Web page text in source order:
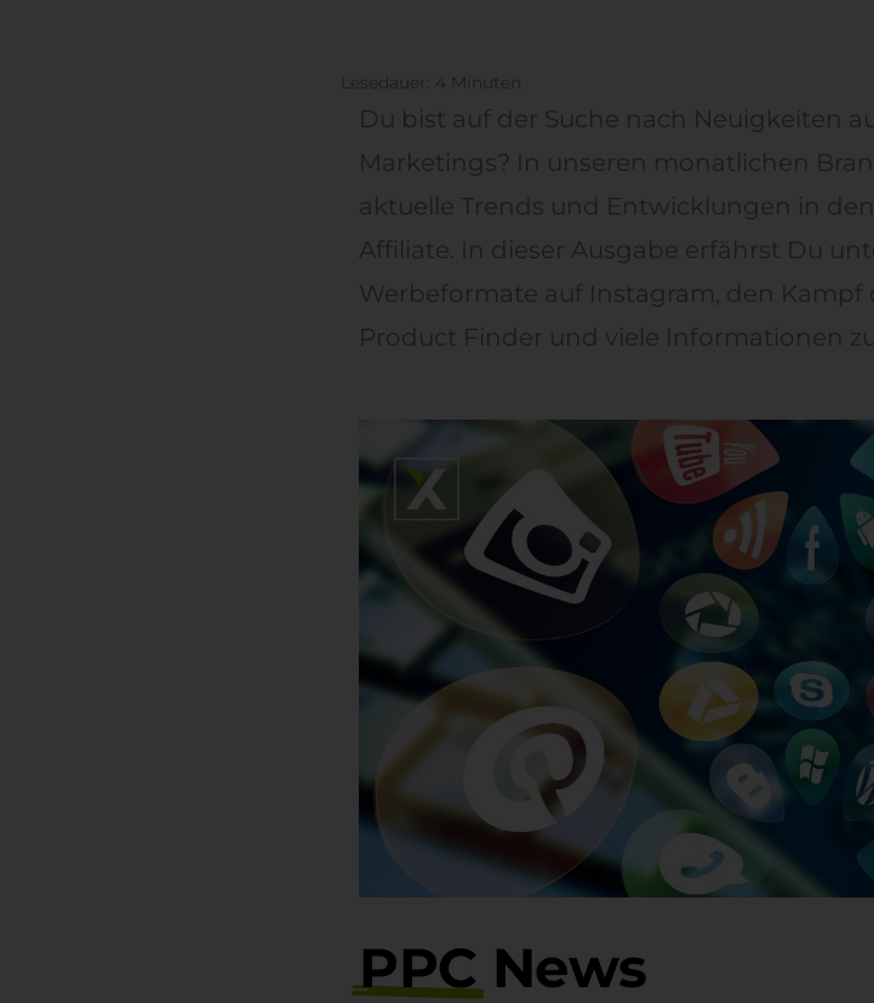
Lesedauer: 4 Minuten
Du bist auf der Suche nach Neuigkeiten
Marketings? In unseren monatlichen
aktuelle Trends und Entwicklungen in den
Affiliate. In dieser Ausgabe erfährst Du
Werbeformate auf Instagram, den Kampf
Product Finder und viele Informationen
PPC News